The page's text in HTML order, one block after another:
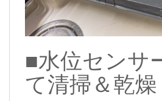
■水位センサ
て清掃＆乾燥